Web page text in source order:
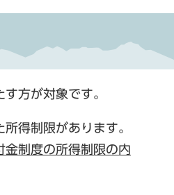
方が対象です。
得制限があります。
金制度の所得制限の内